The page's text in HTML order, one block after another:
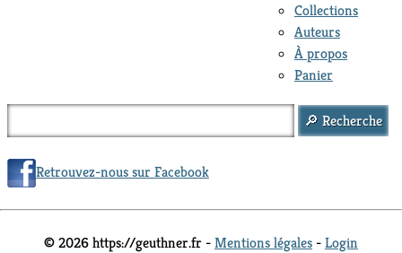
Collections
Auteurs
À propos
Panier
Retrouvez-nous sur Facebook
© 2026 https://geuthner.fr -Mentions légales -Login